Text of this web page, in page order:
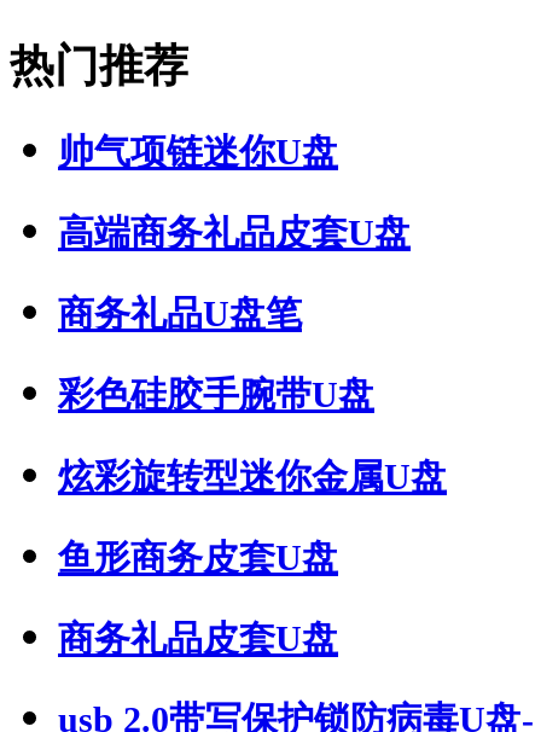
热门推荐
帅气项链迷你U盘
高端商务礼品皮套U盘
商务礼品U盘笔
彩色硅胶手腕带U盘
炫彩旋转型迷你金属U盘
鱼形商务皮套U盘
商务礼品皮套U盘
usb 2.0带写保护锁防病毒U盘-